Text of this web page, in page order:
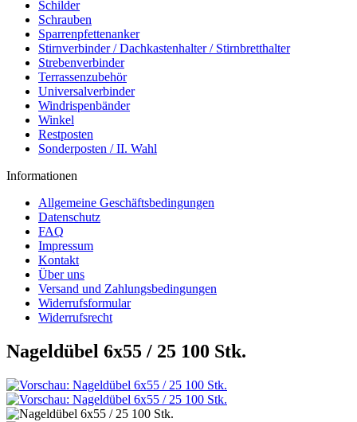
Schilder
Schrauben
Sparrenpfettenanker
Stirnverbinder / Dachkastenhalter / Stirnbretthalter
Strebenverbinder
Terrassenzubehör
Universalverbinder
Windrispenbänder
Winkel
Restposten
Sonderposten / II. Wahl
Informationen
Allgemeine Geschäftsbedingungen
Datenschutz
FAQ
Impressum
Kontakt
Über uns
Versand und Zahlungsbedingungen
Widerrufsformular
Widerrufsrecht
Nageldübel 6x55 / 25 100 Stk.